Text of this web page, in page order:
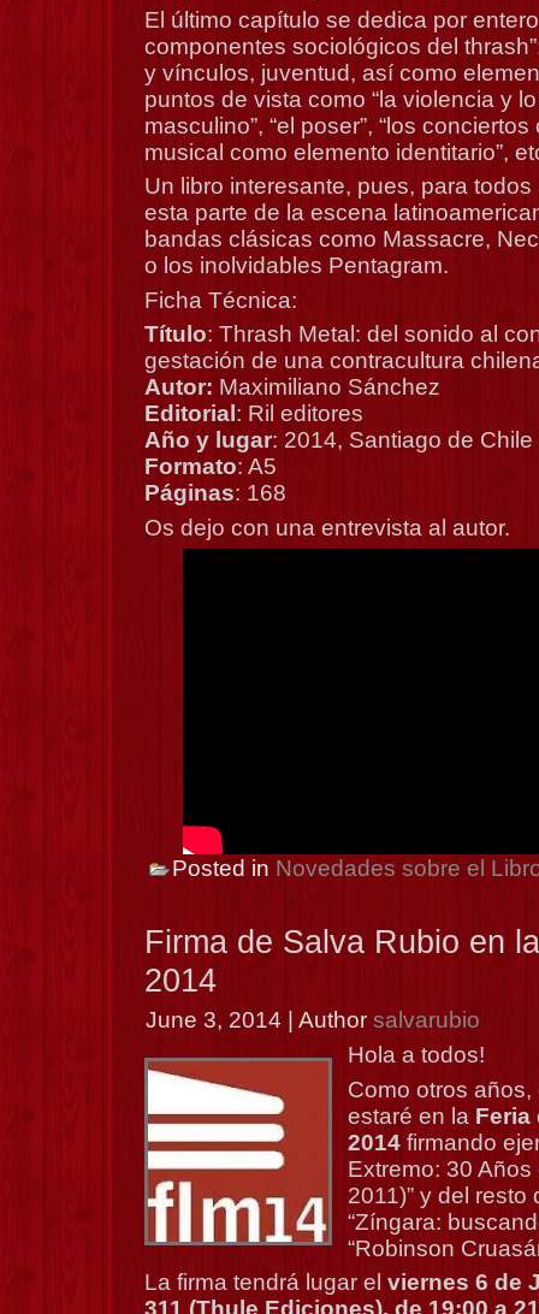
El último capítulo se dedica por
componentes sociológicos del
y vínculos, juventud, así como
puntos de vista como “la violencia y lo
masculino”, “el poser”, “los conciertos
musical como elemento identitario”,
Un libro interesante, pues, para
esta parte de la escena
bandas clásicas como Massacre,
o los inolvidables Pentagram.
Ficha Técnica:
Título: Thrash Metal: del sonido al
gestación de una contracultura
Autor: Maximiliano Sánchez
Editorial : Ril editores
Año y lugar: 2014, Santiago de Chile
Formato: A5
Páginas: 168
Os dejo con una entrevista al autor.
Posted in Novedades sobre el
Firma de Salva Rubio en
2014
June 3, 2014 | Author salvarubio
Hola a todos!
Como otros
estaré en la Feria
2014 firmando
Extremo: 30
2011)” y del resto
“Zíngara:
“Robinson
La firma tendrá lugar el viernes 6 de